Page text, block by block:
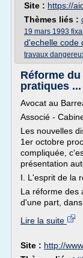
Site : https://
Thèmes liés :
19 mars 1993
d'echelle code
travaux
Réforme
pratiques ...
Avocat au
Associé -
Les nouvelles
1er octobre
compliquée,
présentation
I. L'esprit de la
La réforme des
d'une part, dans
Lire la suite
Site : http://